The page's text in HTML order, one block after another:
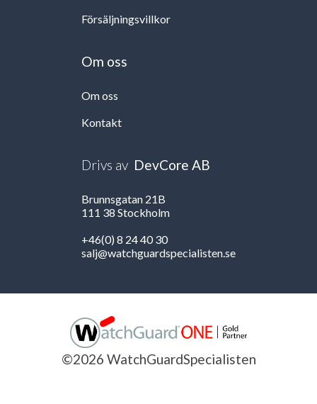
Försäljningsvillkor
Om oss
Om oss
Kontakt
Drivs av DevCore AB
Brunnsgatan 21B
111 38 Stockholm
+46(0) 8 24 40 30
salj@watchguardspecialisten.se
©2026 WatchGuardSpecialisten